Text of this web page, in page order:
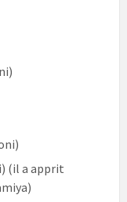
(il a apprit